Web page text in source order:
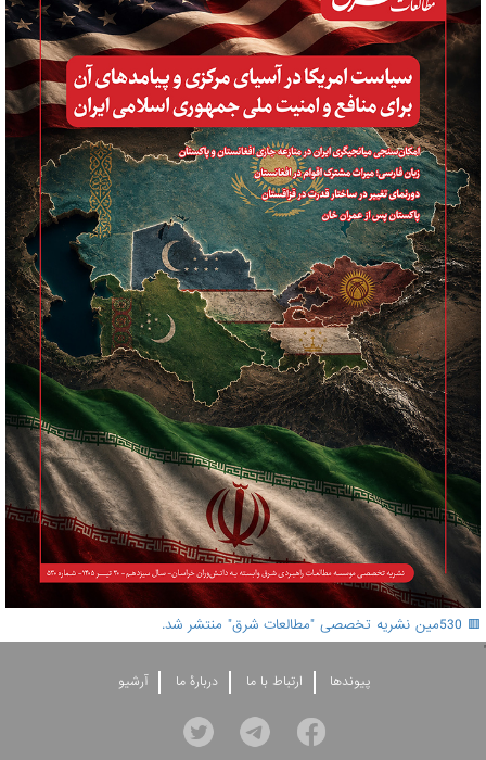
🟥 530مین نشریه تخصصی "مطالعات شرق" منتشر شد.
'
پيوندها ارتباط با ما دربارۀ ما آرشيو